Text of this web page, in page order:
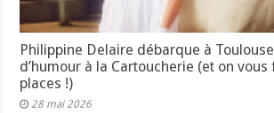
Philippine Delaire débarque à
d’humour à la Cartoucherie (et on
places !)
28 mai 2026